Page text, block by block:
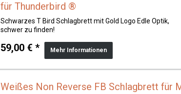
für Thunderbird ®
Schwarzes T Bird Schlagbrett mit Gold Logo Edle Optik,
schwer zu finden!
59,00 € * Mehr Informationen
Weißes Non Reverse FB Schlagbrett für